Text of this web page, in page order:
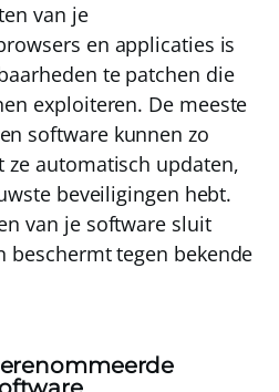
van je
en applicaties is
te patchen die
exploiteren. De meeste
software kunnen zo
ze automatisch updaten,
beveiligingen hebt.
van je software sluit
beschermt tegen bekende